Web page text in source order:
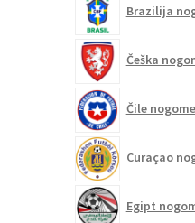
Brazilija
Češka
Čile
Curaçao
Egipt